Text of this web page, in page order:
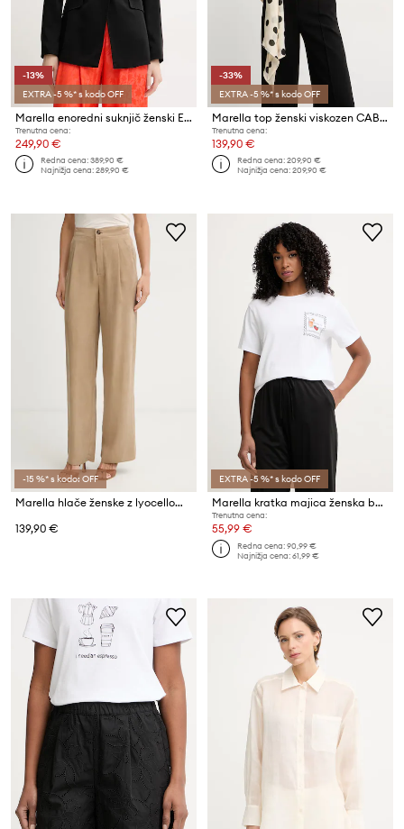
-13%
EXTRA -5 %* s kodo OFF
Marella enoredni suknjič ženski ETEREO
Trenutna cena:
249,90 €
Redna cena:389,90 €
Najnižja cena:289,90 €
-33%
EXTRA -5 %* s kodo OFF
Marella top ženski viskozen CABINA
Trenutna cena:
139,90 €
Redna cena:209,90 €
Najnižja cena:209,90 €
-15 %* s kodo: OFF
Marella hlače ženske z lyocellom Emme by Marella
139,90 €
EXTRA -5 %* s kodo OFF
Marella kratka majica ženska bombažna z elastanom Emme by Marella
Trenutna cena:
55,99 €
Redna cena:90,99 €
Najnižja cena:61,99 €